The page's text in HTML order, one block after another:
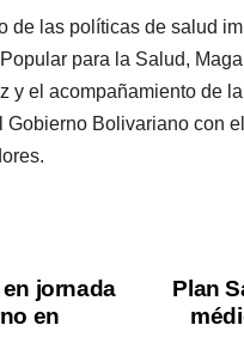
de las políticas de salud
para la Salud,
y el acompañamiento de
Bolivariano con
Plan
jornada
en